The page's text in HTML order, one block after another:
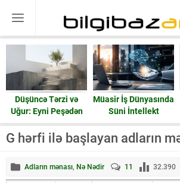
Düşüncə Tərzi və
Uğur: Eyni Peşədən
Fərqli Nəticələrə
Gedən Yol
Müasir İş Dünyasında
Süni İntellekt
G hərfi ilə başlayan adların
Adların mənası, Nə Nədir 11 32.390